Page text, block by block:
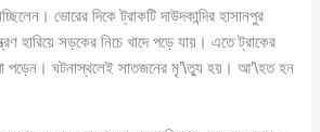
ভোরের দিকে ট্রাকটি দাউদকান্দির হাসানপুর
হারিয়ে সড়কের নিচে খাদে পড়ে যায়। এতে ট্রাকের
পড়েন। ঘটনাস্থলেই সাতজনের মৃ’\ত্যু হয়। আ’\হত হন